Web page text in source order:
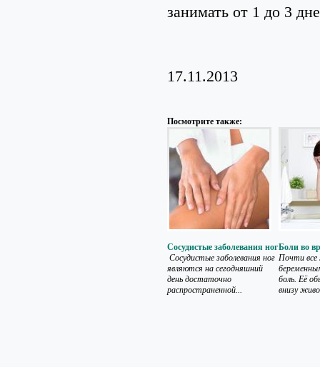
занимать от 1 до 3
17.11.2013
Посмотрите также:
Сосудистые заболевания ног
Сосудистые заболевания ног
являются на сегодняшний
день достаточно
распространенной...
Боли во
Почти все
боль. Её
внизу